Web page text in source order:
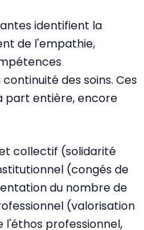
identifient la
de l'empathie,
des soins. Ces
part entière, encore
collectif (solidarité
(congés de
du nombre de
(valorisation
l'éthos professionnel,